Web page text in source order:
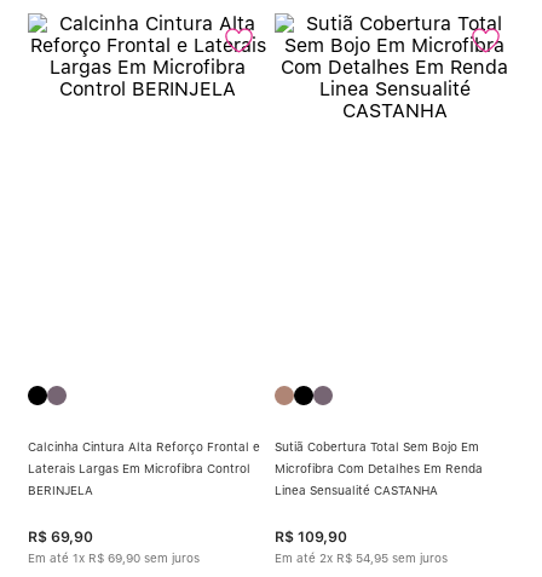
Calcinha Cintura Alta Reforço Frontal e
Laterais Largas Em Microfibra Control
BERINJELA
R$ 69,90
Em até 1x R$ 69 90 sem juros
Sutiã Cobertura Total Sem Bojo Em
Microfibra Com Detalhes Em Renda
Linea Sensualité CASTANHA
R$ 109,90
Em até 2x R$ 54 95 sem juros